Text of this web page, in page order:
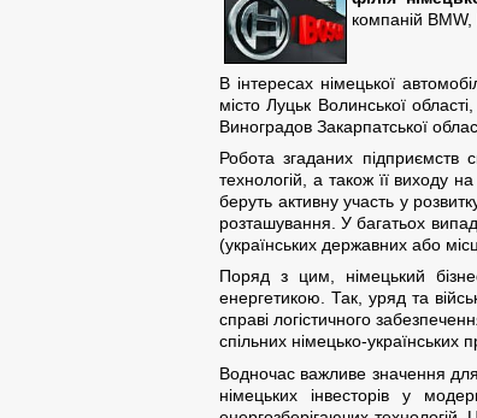
компаній BMW,
В інтересах німецької
місто Луцьк Волинської
Виноградов Закарпатської
Робота згаданих підприємств
технологій, а також її виходу
беруть активну участь у
розташування. У багатьох
(українських державних або
Поряд з цим, німецький
енергетикою. Так, уряд та
справі логістичного
спільних німецько-українських
Водночас важливе значення для
німецьких інвесторів у